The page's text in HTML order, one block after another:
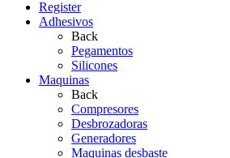
Register
Adhesivos
Back
Pegamentos
Silicones
Maquinas
Back
Compresores
Desbrozadoras
Generadores
Maquinas desbaste